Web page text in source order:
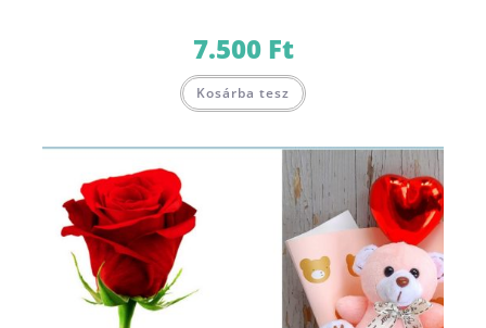
7.500 Ft
Kosárba tesz